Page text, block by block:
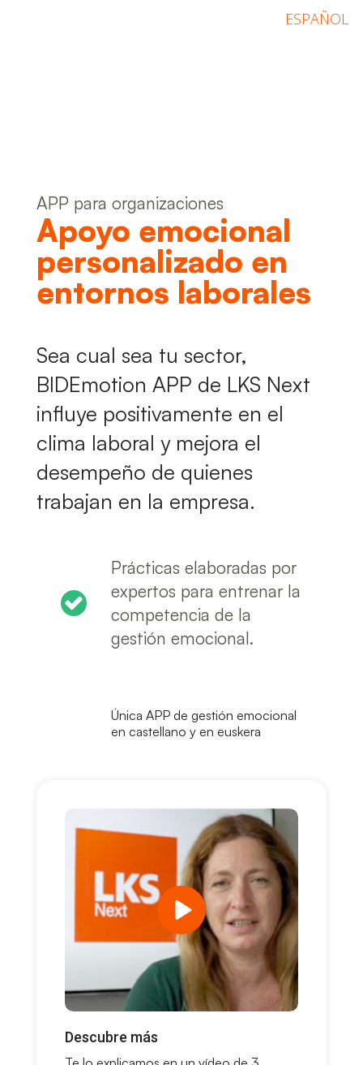
ESPAÑOL
APP para organizaciones
Apoyo emocional
personalizado en
entornos laborales
Sea cual sea tu sector,
BIDEmotion APP de LKS Next
influye positivamente en el
clima laboral y mejora el
desempeño de quienes
trabajan en la empresa.
Prácticas elaboradas por
expertos para entrenar la
competencia de la
gestión emocional.
Única APP de gestión emocional
en castellano y en euskera
Descubre más